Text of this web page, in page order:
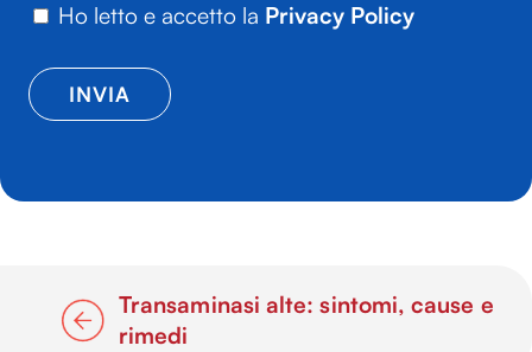
Ho letto e accetto la Privacy Policy
Transaminasi alte: sintomi, cause e
rimedi